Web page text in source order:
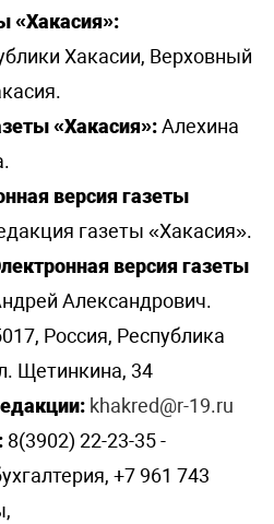
«Хакасия»:
Хакасии, Верховный
«Хакасия»:Алехина
версия газеты
газеты «Хакасия».
версия газеты
Александрович.
Россия, Республика
Щетинкина, 34
khakred@r-19.ru
8(3902) 22-23-35 -
+7 961 743